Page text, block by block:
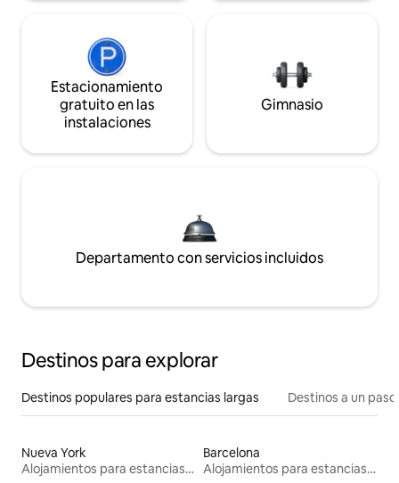
Estacionamiento
gratuito en las
instalaciones
Gimnasio
Departamento con servicios incluidos
Destinos para explorar
Destinos populares para estancias largas Destinos a un
Nueva York
Alojamientos para estancias largas
Barcelona
Alojamientos para estancias largas